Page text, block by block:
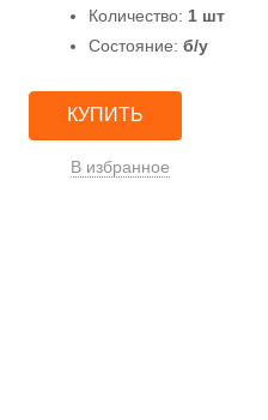
Количество: 1 шт
Состояние: б/у
КУПИТЬ
В избранное